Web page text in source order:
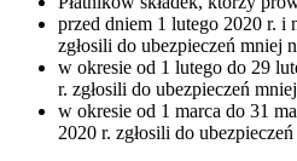
przed dniem 1 lutego 2020 r. i
zgłosili do ubezpieczeń mniej
w okresie od 1 lutego do 29
r. zgłosili do ubezpieczeń
w okresie od 1 marca do 31
2020 r. zgłosili do